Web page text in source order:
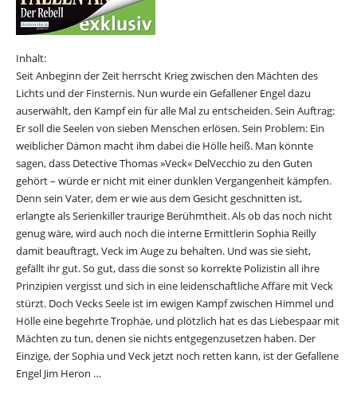
Inhalt:
Seit Anbeginn der Zeit herrscht Krieg zwischen den Mächten des
Lichts und der Finsternis. Nun wurde ein Gefallener Engel dazu
auserwählt, den Kampf ein für alle Mal zu entscheiden. Sein Auftrag:
Er soll die Seelen von sieben Menschen erlösen. Sein Problem: Ein
weiblicher Dämon macht ihm dabei die Hölle heiß. Man könnte
sagen, dass Detective Thomas »Veck« DelVecchio zu den Guten
gehört – würde er nicht mit einer dunklen Vergangenheit kämpfen.
Denn sein Vater, dem er wie aus dem Gesicht geschnitten ist,
erlangte als Serienkiller traurige Berühmtheit. Als ob das noch nicht
genug wäre, wird auch noch die interne Ermittlerin Sophia Reilly
damit beauftragt, Veck im Auge zu behalten. Und was sie sieht,
gefällt ihr gut. So gut, dass die sonst so korrekte Polizistin all ihre
Prinzipien vergisst und sich in eine leidenschaftliche Affäre mit Veck
stürzt. Doch Vecks Seele ist im ewigen Kampf zwischen Himmel und
Hölle eine begehrte Trophäe, und plötzlich hat es das Liebespaar mit
Mächten zu tun, denen sie nichts entgegenzusetzen haben. Der
Einzige, der Sophia und Veck jetzt noch retten kann, ist der Gefallene
Engel Jim Heron …